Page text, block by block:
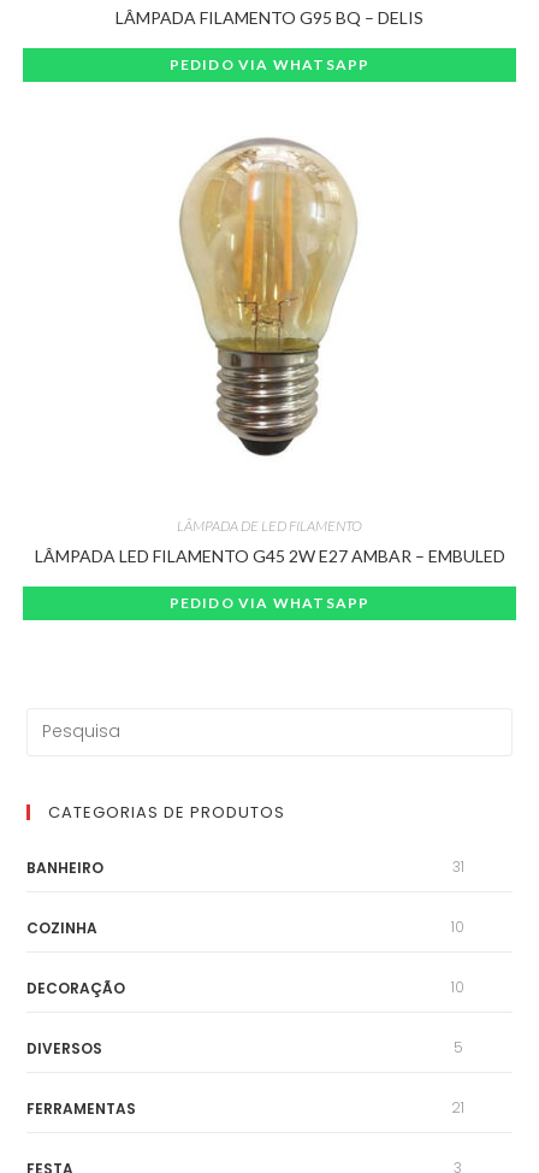
LÂMPADA FILAMENTO G95 BQ – DELIS
PEDIDO VIA WHATSAPP
LÂMPADA DE LED FILAMENTO
LÂMPADA LED FILAMENTO G45 2W E27 AMBAR – EMBULED
PEDIDO VIA WHATSAPP
CATEGORIAS DE PRODUTOS
BANHEIRO 31
COZINHA 10
DECORAÇÃO 10
DIVERSOS 5
FERRAMENTAS 21
FESTA 3